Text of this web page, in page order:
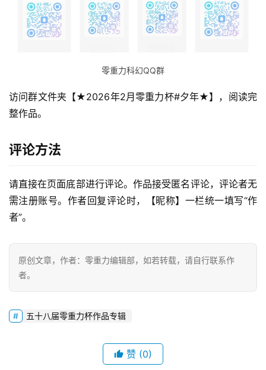
力
幻
征
文
投
稿
文
科
零重力科幻QQ群
访问群文件夹【★2026年2月零重力杯#夕年★】，阅读完
整作品。
评论方法
请直接在页面底部进行评论。作品接受匿名评论，评论者无
需注册账号。作者回复评论时，【昵称】一栏统一填写“作
者”。
原创文章，作者：零重力编辑部，如若转载，请自行联系作
者。
五十八届零重力杯作品专辑
赞 (0)